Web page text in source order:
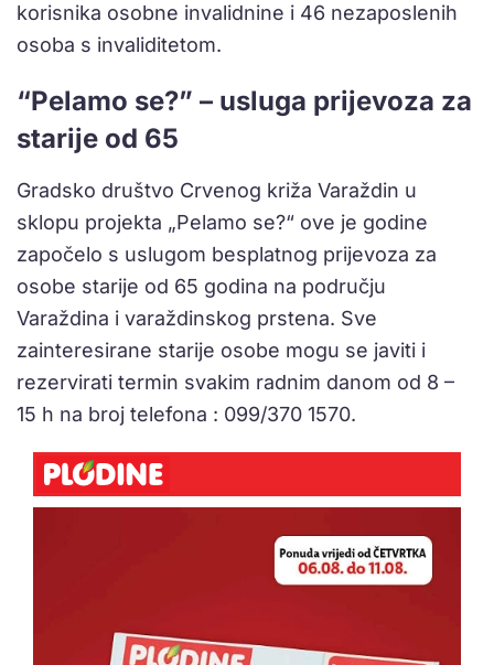
korisnika osobne invalidnine i 46 nezaposlenih
osoba s invaliditetom.
“Pelamo se?” – usluga prijevoza za
starije od 65
Gradsko društvo Crvenog križa Varaždin u
sklopu projekta „Pelamo se?“ ove je godine
započelo s uslugom besplatnog prijevoza za
osobe starije od 65 godina na području
Varaždina i varaždinskog prstena. Sve
zainteresirane starije osobe mogu se javiti i
rezervirati termin svakim radnim danom od 8 –
15 h na broj telefona : 099/370 1570.